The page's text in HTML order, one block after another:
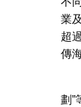
業
超
傳
劃”